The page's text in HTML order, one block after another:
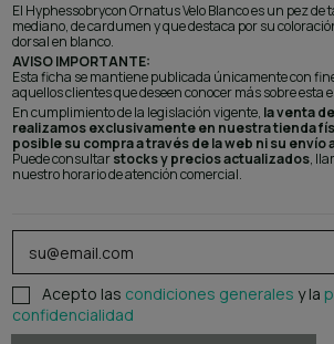
El Hyphessobrycon Ornatus Velo Blanco es un pez
mediano, de cardumen y que destaca por su
dorsal en blanco.
AVISO IMPORTANTE:
Esta ficha se mantiene publicada únicamente con
aquellos clientes que deseen conocer más sobre esta
En cumplimiento de la legislación vigente, la venta
realizamos exclusivamente en nuestra tienda
posible su compra a través de la web ni su envío
Puede consultarstocks y precios actualizados,
nuestro horario de atención comercial.
Acepto las condiciones generales y la
confidencialidad